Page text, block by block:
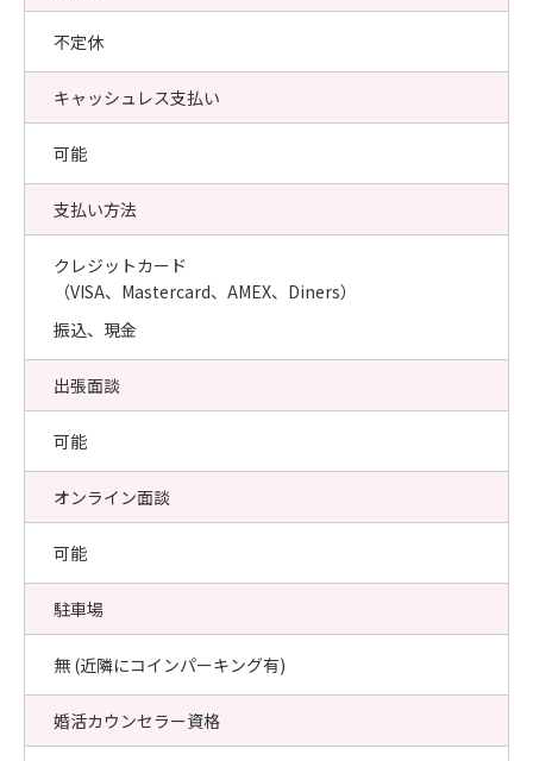
不定休
キャッシュレス支払い
可能
支払い方法
クレジットカード
（VISA、Mastercard、AMEX、Diners）
振込、現金
出張面談
可能
オンライン面談
可能
駐車場
無 (近隣にコインパーキング有)
婚活カウンセラー資格